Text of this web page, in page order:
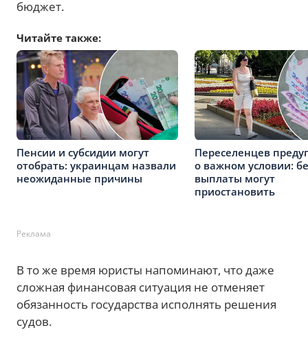
бюджет.
Читайте также:
Пенсии и субсидии могут
отобрать: украинцам назвали
неожиданные причины
Переселенцев
о важном условии:
выплаты могут
приостановить
Реклама
В то же время юристы напоминают, что даже
сложная финансовая ситуация не отменяет
обязанность государства исполнять решения
судов.